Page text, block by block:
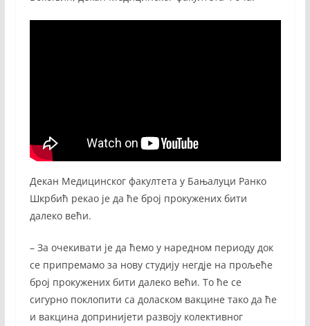
Декан Медицинског факултета у Бањалуци Ранко
Шкрбић рекао је да ће број прокужених бити
далеко већи.
– За очекивати је да ћемо у наредном периоду док
се припремамо за нову студију негдје на прољеће
број прокужених бити далеко већи. То ће се
сигурно поклопити са доласком вакцине тако да ће
и вакцина допринијети развоју колективног